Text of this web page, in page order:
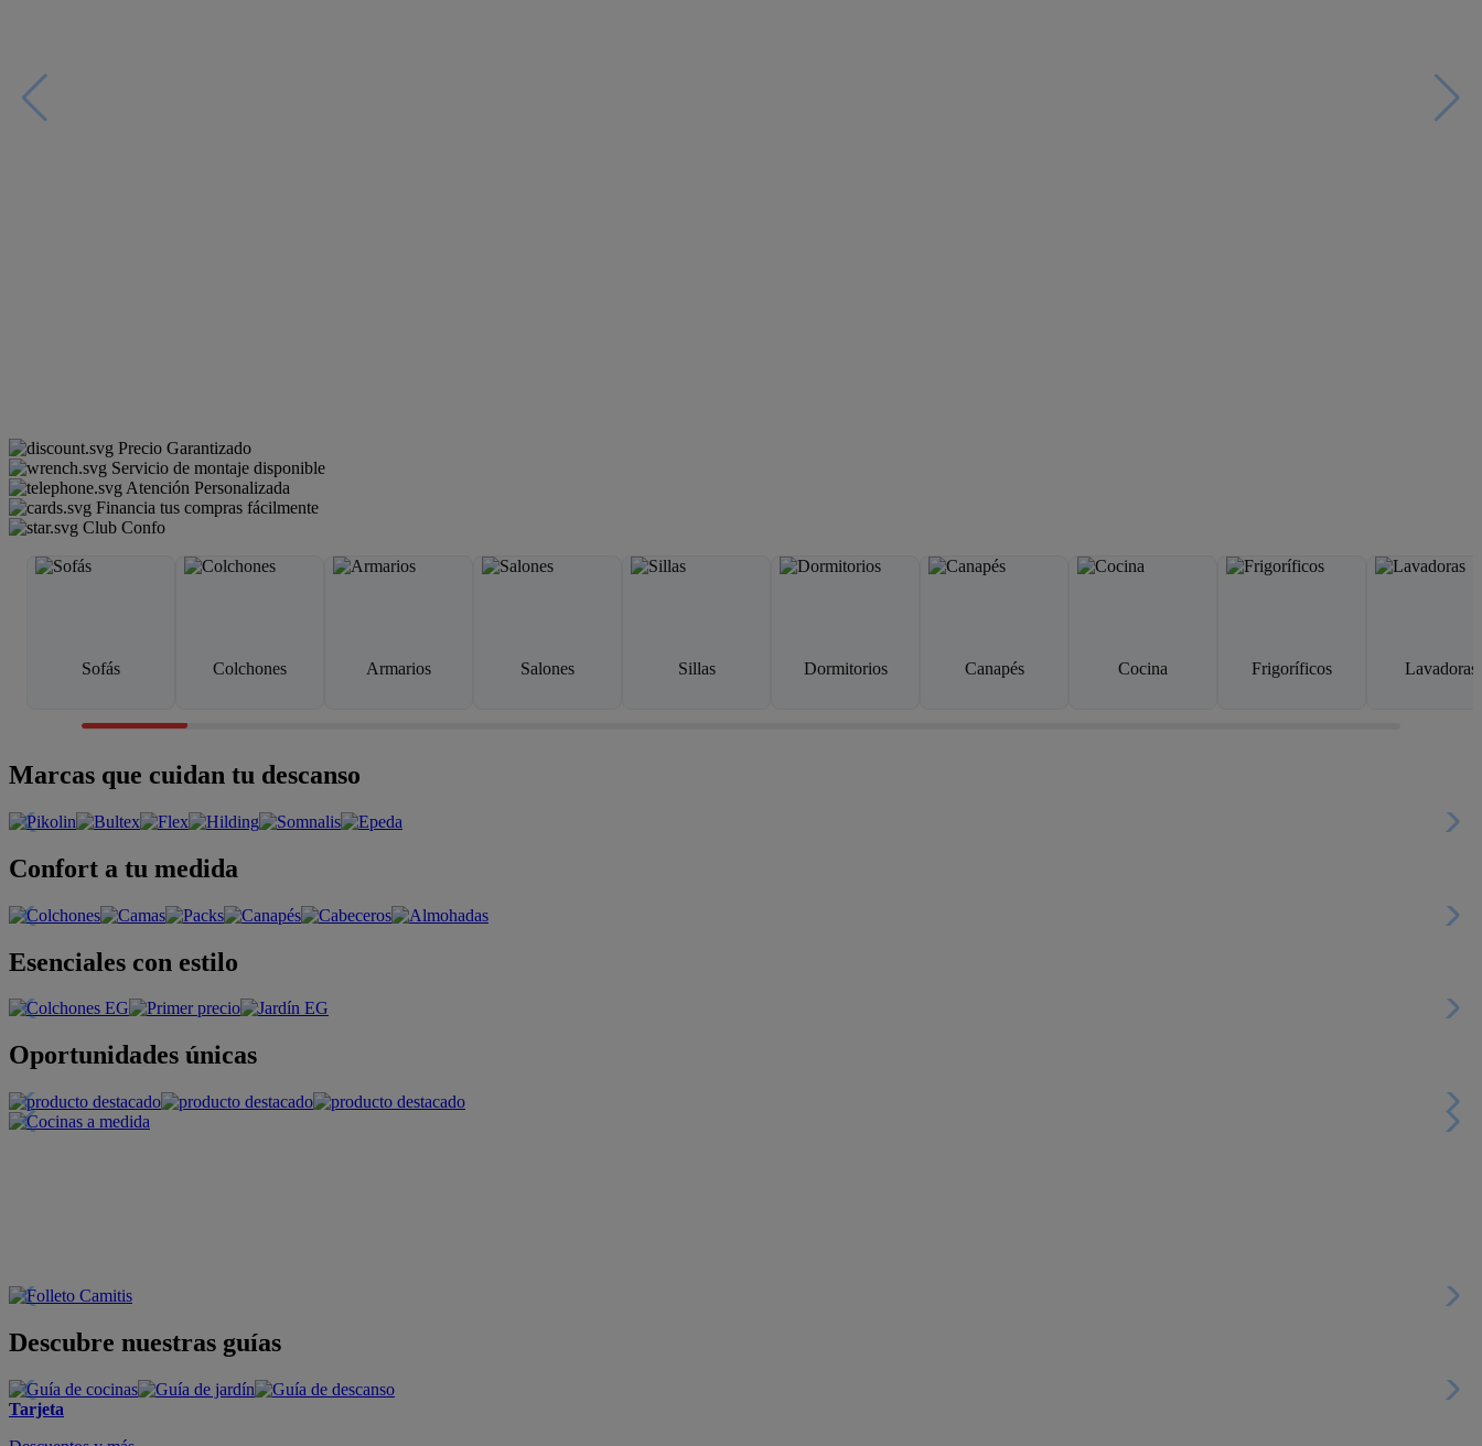
Precio Garantizado
Servicio de montaje disponible
Atención Personalizada
Financia tus compras fácilmente
Club Confo
Sofás Colchones Armarios Salones Sillas Dormitorios Canapés Cocina Frigoríficos Lavadoras
Marcas que cuidan tu descanso
Confort a tu medida
Esenciales con estilo
Oportunidades únicas
Descubre nuestras guías
Tarjeta